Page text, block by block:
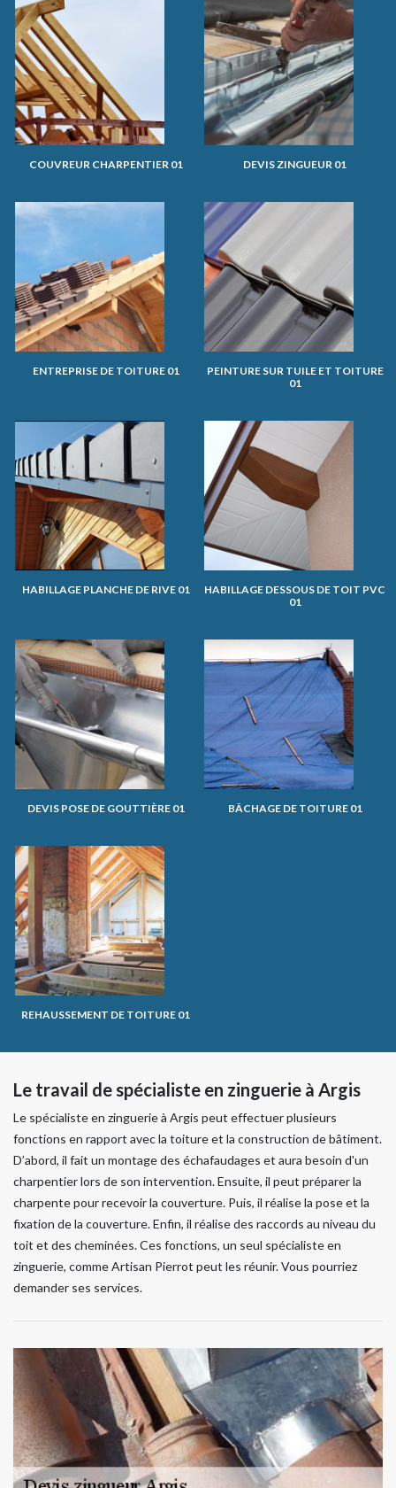
COUVREUR CHARPENTIER 01 DEVIS ZINGUEUR 01
ENTREPRISE DE TOITURE 01
PEINTURE SUR TUILE ET TOITURE
01
HABILLAGE PLANCHE DE RIVE 01
HABILLAGE DESSOUS DE TOIT PVC
01
DEVIS POSE DE GOUTTIÈRE 01 BÂCHAGE DE TOITURE 01
REHAUSSEMENT DE TOITURE 01
Le travail de spécialiste en zinguerie à Argis
Le spécialiste en zinguerie à Argis peut effectuer plusieurs
fonctions en rapport avec la toiture et la construction de bâtiment.
D’abord, il fait un montage des échafaudages et aura besoin d'un
charpentier lors de son intervention. Ensuite, il peut préparer la
charpente pour recevoir la couverture. Puis, il réalise la pose et la
fixation de la couverture. Enfin, il réalise des raccords au niveau du
toit et des cheminées. Ces fonctions, un seul spécialiste en
zinguerie, comme Artisan Pierrot peut les réunir. Vous pourriez
demander ses services.